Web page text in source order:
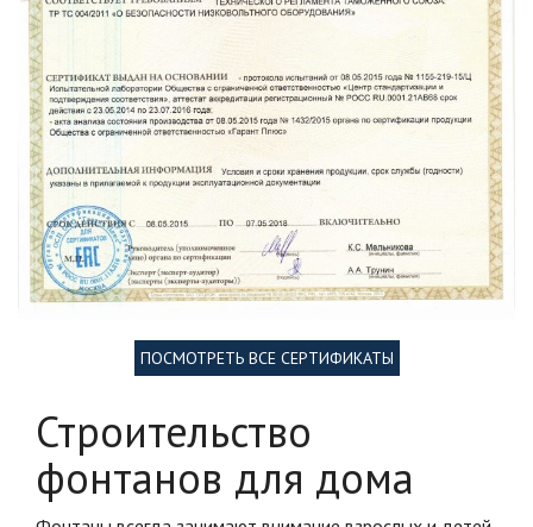
ПОСМОТРЕТЬ ВСЕ СЕРТИФИКАТЫ
Строительство
фонтанов для дома